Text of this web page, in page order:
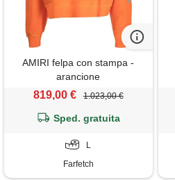
AMIRI felpa con stampa -
arancione
819,00 € 1.023,00 €
Sped. gratuita
L
Farfetch